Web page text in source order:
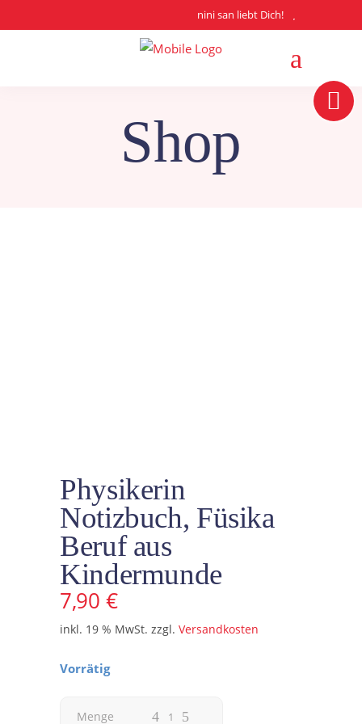
nini san liebt Dich!
Shop
Physikerin
Notizbuch, Füsika
Beruf aus
Kindermunde
7,90 €
inkl. 19 % MwSt. zzgl. Versandkosten
Vorrätig
Physikerin
Menge